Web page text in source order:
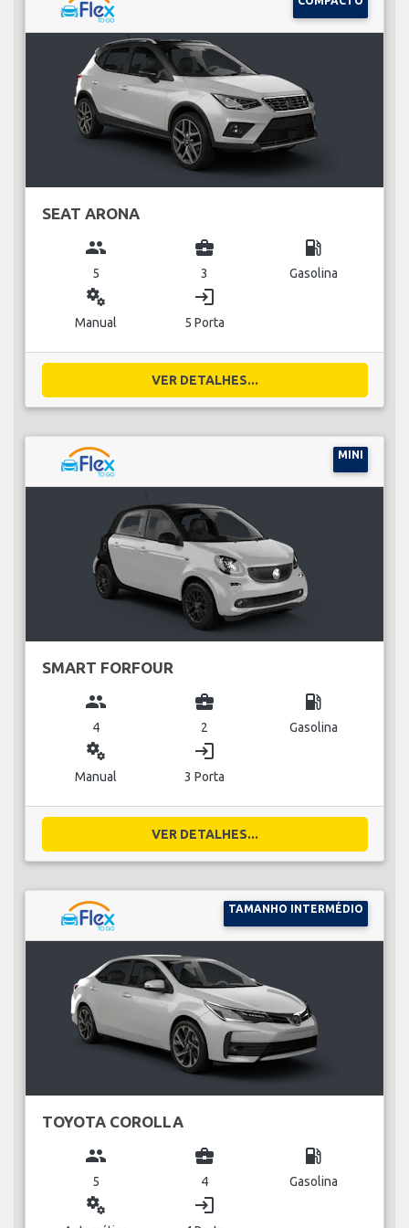
SEAT ARONA
group
5
business_center
3
local_gas_station
Gasolina
miscellaneous_services
Manual
login
5 Porta
VER DETALHES...
MINI
SMART FORFOUR
group
4
business_center
2
local_gas_station
Gasolina
miscellaneous_services
Manual
login
3 Porta
VER DETALHES...
TAMANHO INTERMÉDIO
TOYOTA COROLLA
group
5
business_center
4
local_gas_station
Gasolina
miscellaneous_services login